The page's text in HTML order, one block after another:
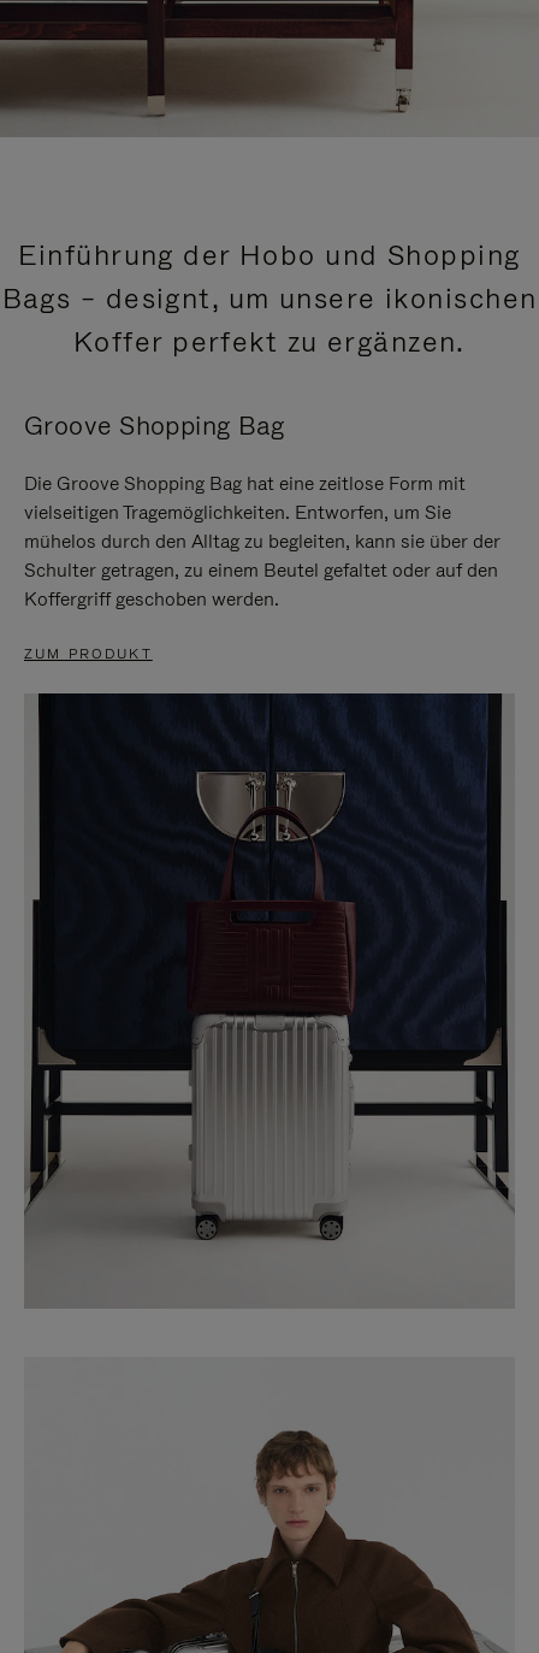
Einführung der Hobo und Shopping
Bags – designt, um unsere ikonischen
Koffer perfekt zu ergänzen.
Groove Shopping Bag
Die Groove Shopping Bag hat eine zeitlose Form mit
vielseitigen Tragemöglichkeiten. Entworfen, um Sie
mühelos durch den Alltag zu begleiten, kann sie über der
Schulter getragen, zu einem Beutel gefaltet oder auf den
Koffergriff geschoben werden.
ZUM PRODUKT